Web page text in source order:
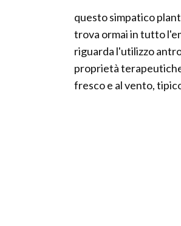
questo simpatico
trova ormai in tutto
riguarda l'utilizzo
proprietà
fresco e al vento,